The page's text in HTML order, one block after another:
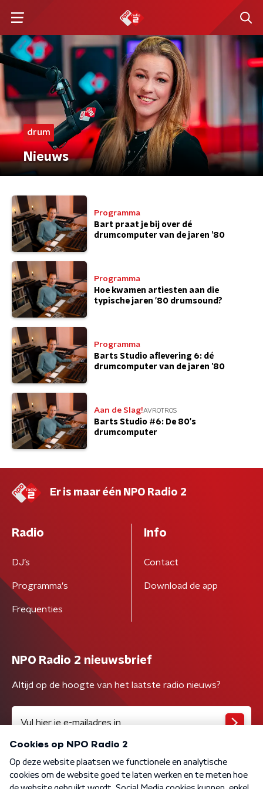
drum
Nieuws
Programma
Bart praat je bij over dé
drumcomputer van de jaren ’80
Programma
Hoe kwamen artiesten aan die
typische jaren '80 drumsound?
Programma
Barts Studio aflevering 6: dé
drumcomputer van de jaren ’80
Aan de Slag!AVROTROS
Barts Studio #6: De 80's
drumcomputer
Er is maar één NPO Radio 2
Radio
DJ’s
Programma's
Frequenties
Info
Contact
Download de app
NPO Radio 2 nieuwsbrief
Altijd op de hoogte van het laatste radio nieuws?